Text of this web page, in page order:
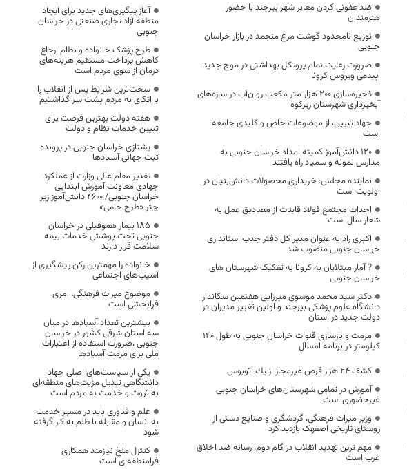
ضد عفونی کردن معابر شهر بیرجند با حضور
هنرمندان
توزیع نامحدود گوشت مرغ منجمد در بازار خراسان
جنوبی
ضرورت رعایت تمام پروتکل بهداشتی در موج جدید
اپیدمی ویروس کرونا
ذخیره‌سازی ۲۰۰ هزار متر مکعب روان‌آب در سازه‌های
آبخیزداری شهرستان زیرکوه
جهاد تبیین، از موضوعات خاص و کلیدی جامعه
است
۱۲۰ دانش‌آموز کمیته امداد خراسان جنوبی به
مدارس نمونه و سمپاد راه یافتند
نماینده مجلس: خریداری محصولات دانش‌بنیان در
اولویت است
احداث مجتمع فولاد قاینات از مصادیق عمل به
شعار سال است
اکبری راد به عنوان مدیر کل دفتر جذب استانداری
خراسان جنوبی منصوب شد
? آمار مبتلایان به کرونا به تفکیک شهرستان های
خراسان جنوبی
دکتر سید محمد موسوی میرزایی هفتمین سکاندار
دانشگاه علوم پزشکی بیرجند و اولین تغییر مدیران در
دولت جدید در استان
مرمت و بازسازی قنوات خراسان جنوبی به طول ۱۴۰
کیلومتر در برنامه امسال
کشف ۲۴ هزار قرص غيرمجاز از يك اتوبوس
آموزش در تمامی شهرستان‌های خراسان جنوبی
غیرحضوری است
وزیر میراث فرهنگی، گردشگری و صنایع دستی از
روستای تاریخی اصفهک بازدید کرد
مهم ترین تهدید انقلاب در گام دوم، رسانه ضد اخلاق
غرب است
آغاز پیگیری‌های جدید برای ایجاد
منطقه آزاد تجاری صنعتی در خراسان
جنوبی
طرح پزشک خانواده و نظام ارجاع
کاهش پرداخت مستقیم هزینه‌های
درمان از سوی مردم است
سخت‌ترین شرایط پس از انقلاب را
با اتکای به مردم پشت سر گذاشتیم
هفته دولت بهترین فرصت برای
تبیین خدمات نظام و دولت
یشتازی خراسان جنوبی در پرونده
ثبت جهانی آسبادها
تقدیر مقام عالی وزارت از عملکرد
جهادی معاونت آموزش ابتدایی
خراسان جنوبی/ ۴۶۰۰ دانش‌آموز زیر
چتر «طرح حامی»
۱۸۵ بیمار هموفیلی در خراسان
جنوبی تحت پوشش خدمات بیمه
سلامت قرار دارند
خانواده را مهمترین رکن پیشگیری از
آسیب‌های اجتماعی
موضوع میراث فرهنگی، امری
فرابخشی است
بیشترین تعداد آسبادها در میان
سه استان شرقی کشور در خراسان
جنوبی ،ضرورت استفاده از اعتبارات
ملی برای مرمت آسبادها
یکی از سیاست‌های اصلی جهاد
دانشگاهی تبدیل مزیت‌های منطقه‌ای
به ثروت و خدمت به مردم است
علم و فناوری باید در مسیر خدمت
به انسان و مقابله با ظلم به کار گرفته
شود
کنترل ملخ نیازمند همکاری
فرامنطقه‌ای است